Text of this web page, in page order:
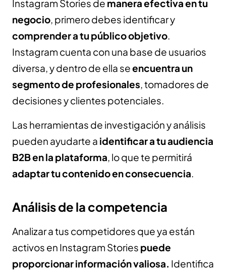
Instagram Stories de manera efectiva en tu
negocio, primero debes identificar y
comprender a tu público objetivo.
Instagram cuenta con una base de usuarios
diversa, y dentro de ella seencuentra un
segmento de profesionales, tomadores de
decisiones y clientes potenciales.
Las herramientas de investigación y análisis
pueden ayudarte a identificar a tu audiencia
B2B en la plataforma, lo que te permitirá
adaptar tu contenido en consecuencia.
Análisis de la competencia
Analizar a tus competidores que ya están
activos en Instagram Stories puede
proporcionar información valiosa. Identifica